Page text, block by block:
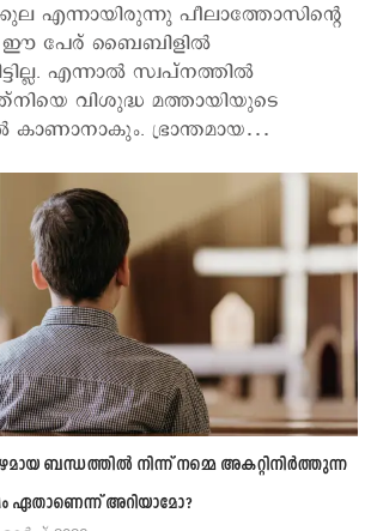
എന്നായിരുന്നു പീലാത്തോസിന്റെ
ഈ പേര് ബൈബിളില്‍
എന്നാല്‍ സ്വപ്‌നത്തില്‍
വിശുദ്ധ മത്തായിയുടെ
ഭ്രാന്തമായ…
ബന്ധത്തില്‍ നിന്ന് നമ്മെ അകറ്റിനിര്‍ത്തുന്ന
ഏതാണെന്ന് അറിയാമോ?